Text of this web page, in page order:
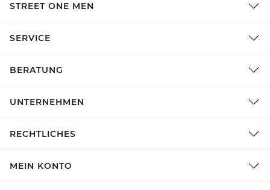
STREET ONE MEN
SERVICE
BERATUNG
UNTERNEHMEN
RECHTLICHES
MEIN KONTO